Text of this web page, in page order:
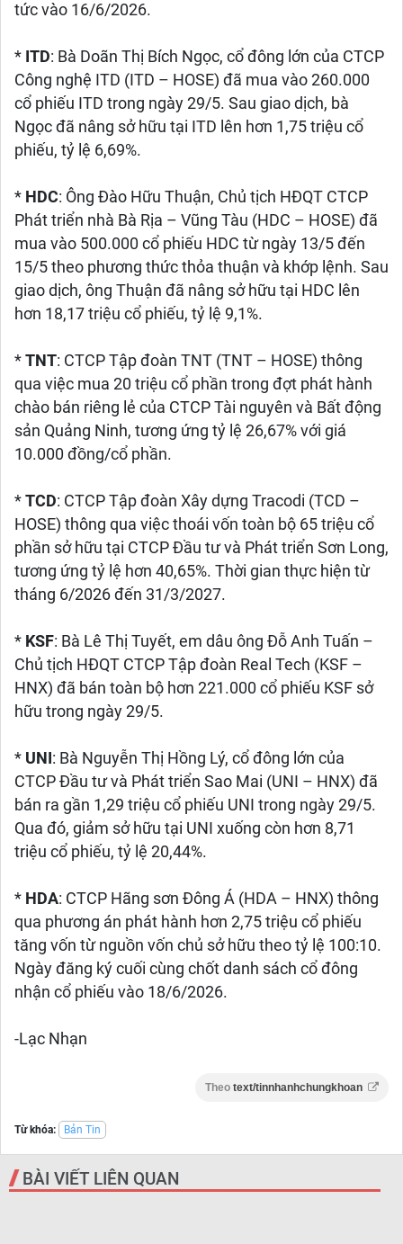
tức vào 16/6/2026.
* ITD: Bà Doãn Thị Bích Ngọc, cổ đông lớn của CTCP
Công nghệ ITD (ITD – HOSE) đã mua vào 260.000
cổ phiếu ITD trong ngày 29/5. Sau giao dịch, bà
Ngọc đã nâng sở hữu tại ITD lên hơn 1,75 triệu cổ
phiếu, tỷ lệ 6,69%.
* HDC: Ông Đào Hữu Thuận, Chủ tịch HĐQT CTCP
Phát triển nhà Bà Rịa – Vũng Tàu (HDC – HOSE) đã
mua vào 500.000 cổ phiếu HDC từ ngày 13/5 đến
15/5 theo phương thức thỏa thuận và khớp lệnh. Sau
giao dịch, ông Thuận đã nâng sở hữu tại HDC lên
hơn 18,17 triệu cổ phiếu, tỷ lệ 9,1%.
* TNT: CTCP Tập đoàn TNT (TNT – HOSE) thông
qua việc mua 20 triệu cổ phần trong đợt phát hành
chào bán riêng lẻ của CTCP Tài nguyên và Bất động
sản Quảng Ninh, tương ứng tỷ lệ 26,67% với giá
10.000 đồng/cổ phần.
* TCD: CTCP Tập đoàn Xây dựng Tracodi (TCD –
HOSE) thông qua việc thoái vốn toàn bộ 65 triệu cổ
phần sở hữu tại CTCP Đầu tư và Phát triển Sơn Long,
tương ứng tỷ lệ hơn 40,65%. Thời gian thực hiện từ
tháng 6/2026 đến 31/3/2027.
* KSF: Bà Lê Thị Tuyết, em dâu ông Đỗ Anh Tuấn –
Chủ tịch HĐQT CTCP Tập đoàn Real Tech (KSF –
HNX) đã bán toàn bộ hơn 221.000 cổ phiếu KSF sở
hữu trong ngày 29/5.
* UNI : Bà Nguyễn Thị Hồng Lý, cổ đông lớn của
CTCP Đầu tư và Phát triển Sao Mai (UNI – HNX) đã
bán ra gần 1,29 triệu cổ phiếu UNI trong ngày 29/5.
Qua đó, giảm sở hữu tại UNI xuống còn hơn 8,71
triệu cổ phiếu, tỷ lệ 20,44%.
* HDA: CTCP Hãng sơn Đông Á (HDA – HNX) thông
qua phương án phát hành hơn 2,75 triệu cổ phiếu
tăng vốn từ nguồn vốn chủ sở hữu theo tỷ lệ 100:10.
Ngày đăng ký cuối cùng chốt danh sách cổ đông
nhận cổ phiếu vào 18/6/2026.
-Lạc Nhạn
Theo text/tinnhanhchungkhoan
Từ khóa: Bản Tin
BÀI VIẾT LIÊN QUAN